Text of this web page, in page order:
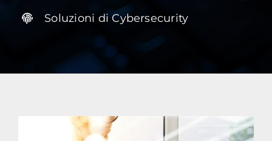
Soluzioni di Cybersecurity